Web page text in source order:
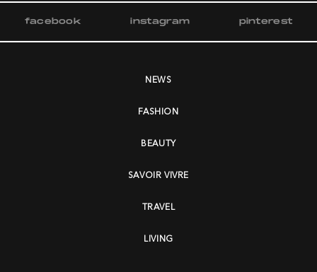
facebook instagram pinterest
NEWS
FASHION
BEAUTY
SAVOIR VIVRE
TRAVEL
LIVING